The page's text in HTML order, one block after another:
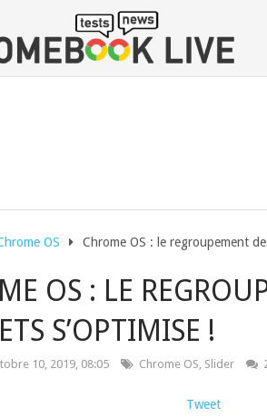
OS Chrome OS : le regroupement
OS : LE
S’OPTIMISE !
10, 2019, 08:05 Chrome OS, Slider
Tweet